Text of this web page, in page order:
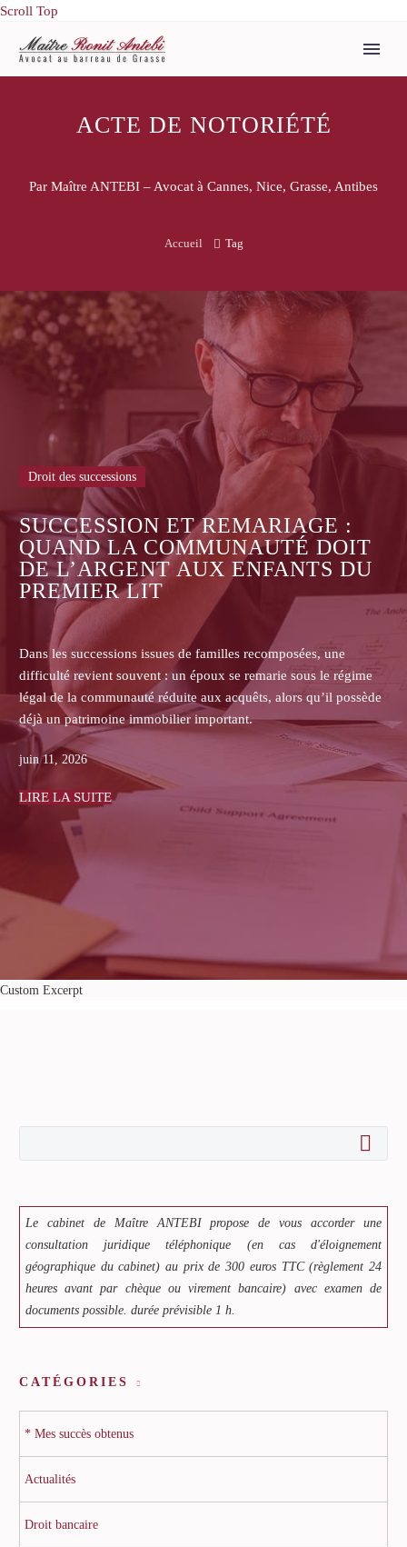
Scroll Top
ACTE DE NOTORIÉTÉ
Par Maître ANTEBI – Avocat à Cannes, Nice, Grasse, Antibes
Accueil Tag
:
Droit des successions
ASSURANCE-VIE :
LES ASSUREURS REFUSENT-
DE COMMUNIQUER LES
CONTRATS AUX HÉRITIERS
BÉNÉFICIAIRES ?
Dans les successions, les héritiers non bénéficiaires
assurance-vie se heurtent souvent au refus de
transmettre le contrat, la clause bénéficiaire,
primes ou les pièces de gestion.
juin 08, 2026
LIRE LA SUITE
Custom Excerpt
Le cabinet de Maître ANTEBI propose de vous accorder une
consultation juridique téléphonique (en cas d'éloignement
géographique du cabinet) au prix de 300 euros TTC (règlement 24
heures avant par chèque ou virement bancaire) avec examen de
documents possible. durée prévisible 1 h.
CATÉGORIES
* Mes succès obtenus
Actualités
Droit bancaire